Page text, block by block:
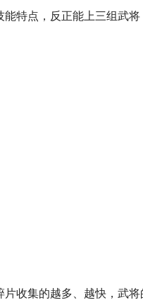
特点，反正能上三组武
收集的越多、越快，武